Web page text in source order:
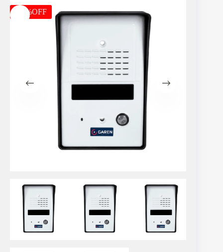
-35%OFF